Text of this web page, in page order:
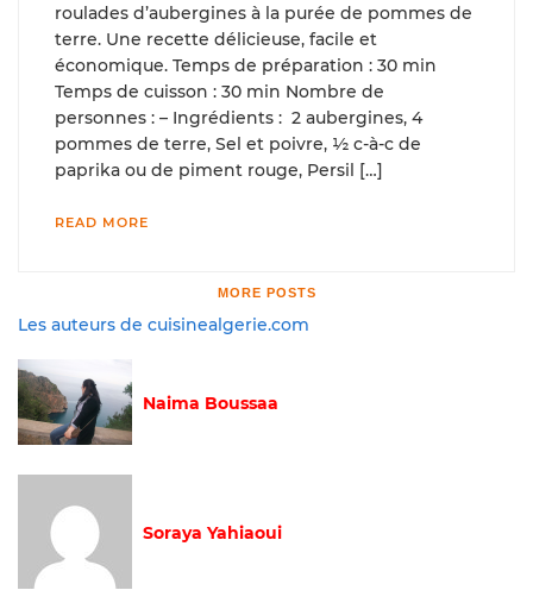
roulades d’aubergines à la purée de pommes de
terre. Une recette délicieuse, facile et
économique. Temps de préparation : 30 min
Temps de cuisson : 30 min Nombre de
personnes : – Ingrédients : 2 aubergines, 4
pommes de terre, Sel et poivre, ½ c-à-c de
paprika ou de piment rouge, Persil […]
READ MORE
MORE POSTS
Les auteurs de cuisinealgerie.com
Naima Boussaa
Soraya Yahiaoui